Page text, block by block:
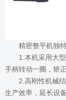
精密整平机独
1.本机采用大型
手柄转动一圈，矫
2.高刚性机械结
生产效率，延长设